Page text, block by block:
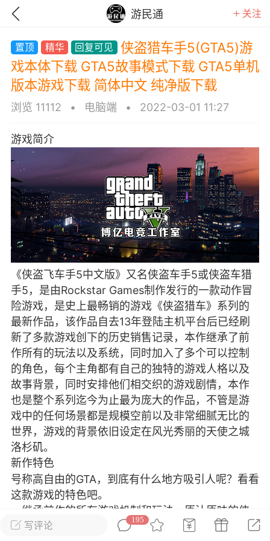
游民通 关注
GTA6 RDR2 逃离塔科夫
彩虹六号 绝地求生 战地5
游戏商城 每日签到 每日排行
游民通 Lv.13
版主
19 23:03
电脑端 问题解决
我在商城购买的虚拟产品显示自动发
在那里查看卡密？
发货的商品在那里查看卡密？答：查看
：下单以后在右边消息栏查看卡密，或
像 — 我的订单 — 待评价 — 查看订单，
看卡密详情问：我...
写评论
195
侠盗猎车手5(GTA5)游
戏本体下载 GTA5故事模式下载 GTA5单机
版本游戏下载 简体中文 纯净版下载
浏览 11112 • 电脑端 • 2022-03-01 11:27
游戏简介
《侠盗飞车手5中文版》又名侠盗车手5或侠盗车猎
手5，是由Rockstar Games制作发行的一款动作冒
险游戏，是史上最畅销的游戏《侠盗猎车》系列的
最新作品，该作品自去13年登陆主机平台后已经刷
新了多款游戏创下的历史销售记录，本作继承了前
作所有的玩法以及系统，同时加入了多个可以控制
的角色，每个主角都有自己的独特的游戏人格以及
故事背景，同时安排他们相交织的游戏剧情，本作
也是整个系列迄今为止最为庞大的作品，不管是游
戏中的任何场景都是规模空前以及非常细腻无比的
世界，游戏的背景依旧设定在风光秀丽的天使之城
洛杉矶。
新作特色
号称高自由的GTA，到底有什么地方吸引人呢？看看
这款游戏的特色吧。
－继承前作的所有游戏机制和玩法，原汁原味的侠
盗游戏。